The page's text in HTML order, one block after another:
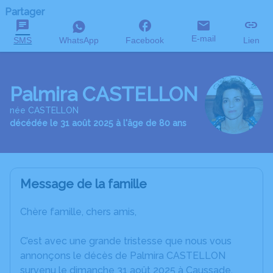
Partager
SMS WhatsApp Facebook E-mail Lien
Palmira CASTELLON
née CASTELLON
décédée le 31 août 2025 à l'âge de 80 ans
Message de la famille
Chère famille, chers amis,
C’est avec une grande tristesse que nous vous
annonçons le décès de Palmira CASTELLON
survenu le dimanche 31 août 2025 à Caussade.